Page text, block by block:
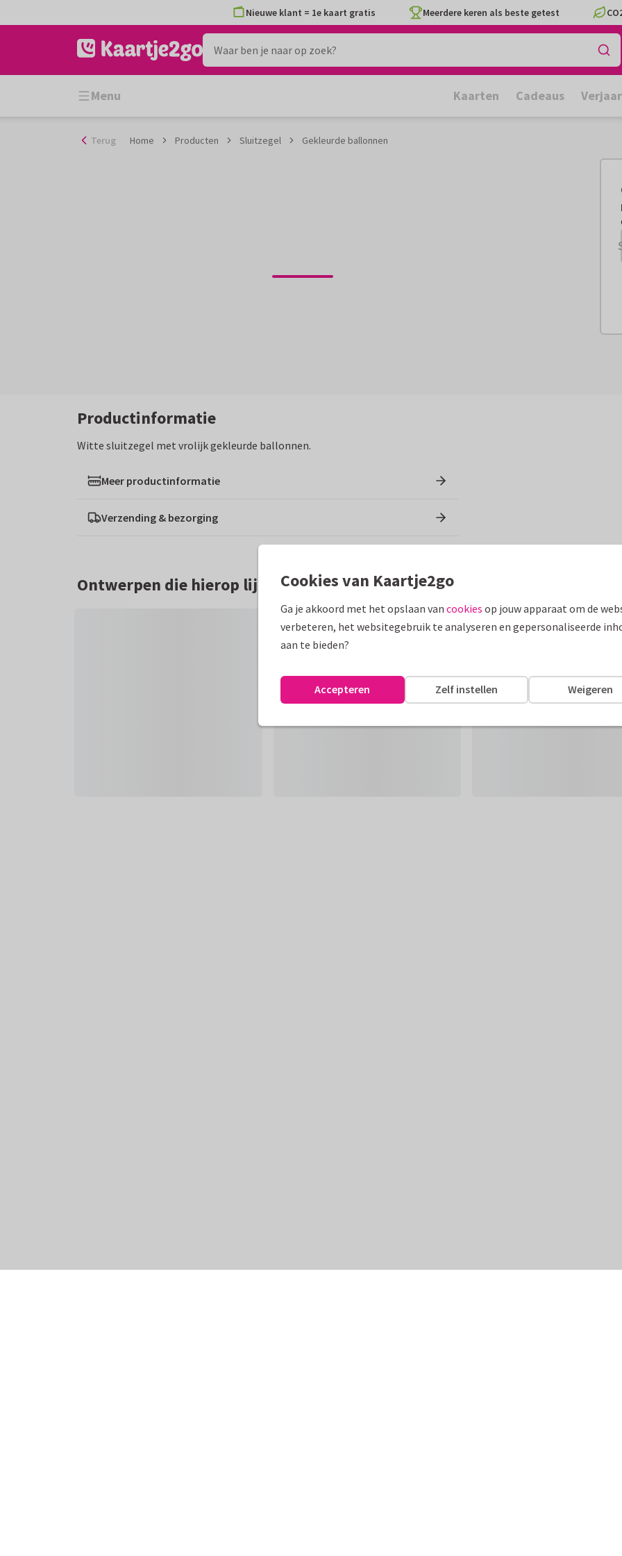
naar
Nieuwe klant = 1e kaart gratis Meerdere keren als beste getest
Menu Kaarten Cadeaus
Terug Home Producten Sluitzegel Gekleurde ballonnen
Productinformatie
Witte sluitzegel met vrolijk gekleurde ballonnen.
Meer productinformatie
Verzending & bezorging
Ontwerpen die hierop lijkenCookies van Kaartje2go
Ga je akkoord met het opslaan van cookies op jouw apparaat om de
verbeteren, het websitegebruik te analyseren en gepersonaliseerde
aan te bieden?
Weigeren
Zelf instellen
Accepteren